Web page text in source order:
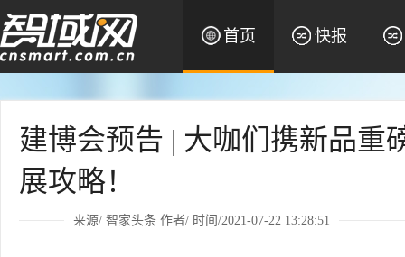
首页 快报
建博会预告 | 大咖们携新品重
展攻略！
来源/ 智家头条 作者/ 时间/2021-07-22 13:28:51